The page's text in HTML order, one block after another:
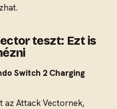
teszt: Ezt is
Switch 2 Charging
az Attack Vectornek,